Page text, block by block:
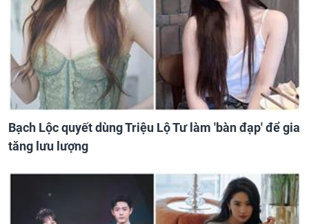
Bạch Lộc quyết dùng Triệu Lộ Tư làm 'bàn đạp' để gia
tăng lưu lượng